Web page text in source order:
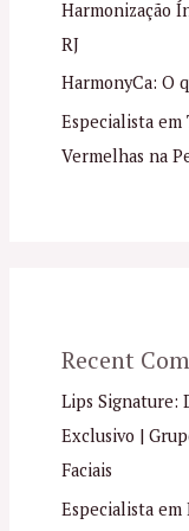
Harmonização
RJ
HarmonyCa: O
Especialista em
Vermelhas na
Recent
Lips Signature:
Exclusivo |
Faciais
Especialista em